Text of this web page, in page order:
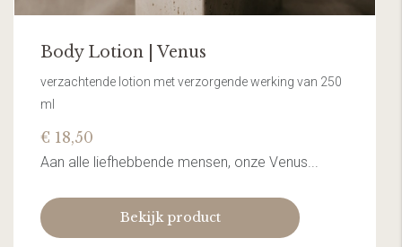
Body Lotion | Venus
verzachtende lotion met verzorgende werking van 250
ml
€ 18,50
Aan alle liefhebbende mensen, onze Venus...
Bekijk product